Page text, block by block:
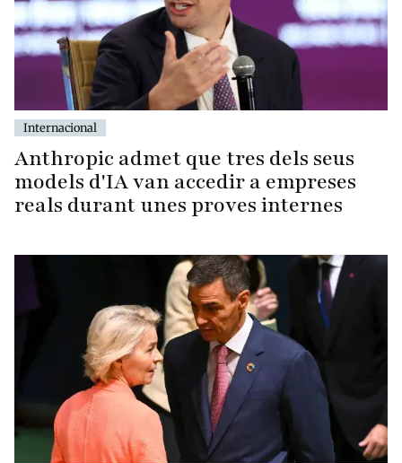
Internacional
Anthropic admet que tres dels seus
models d'IA van accedir a empreses
reals durant unes proves internes